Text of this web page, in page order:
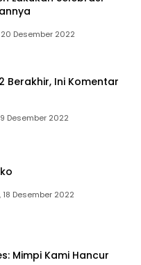
Desember 2022
Berakhir, Ini Komentar
Desember 2022
Desember 2022
Mimpi Kami Hancur